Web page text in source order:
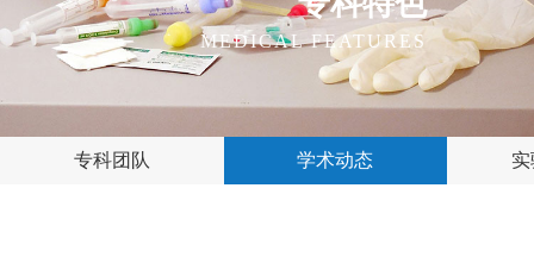
MEDICAL FEATURES
专科团队 学术动态